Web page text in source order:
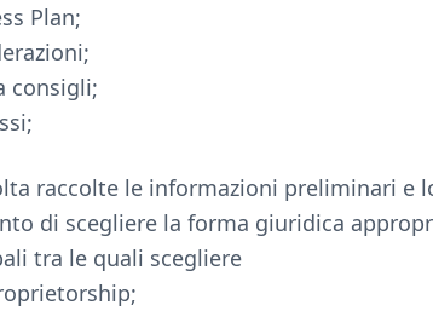
Plan;
consigli;
raccolte le informazioni preliminari e
di scegliere la forma giuridica
tra le quali scegliere